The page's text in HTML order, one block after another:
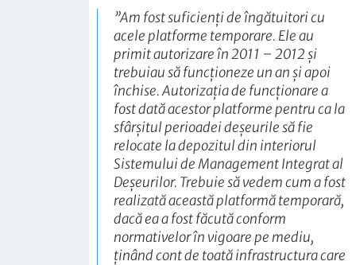
”Am fost suficienți de îngătuitori cu
acele platforme temporare. Ele au
primit autorizare în 2011 – 2012 și
trebuiau să funcționeze un an și apoi
închise. Autorizația de funcționare a
fost dată acestor platforme pentru ca la
sfârșitul perioadei deșeurile să fie
relocate la depozitul din interiorul
Sistemului de Management Integrat al
Deșeurilor. Trebuie să vedem cum a fost
realizată această platformă temporară,
dacă ea a fost făcută conform
normativelor în vigoare pe mediu,
ținând cont de toată infrastructura care